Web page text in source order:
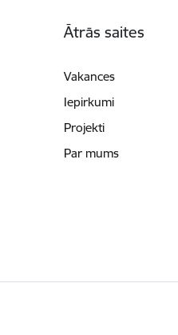
Ātrās saites
Vakances
Iepirkumi
Projekti
Par mums